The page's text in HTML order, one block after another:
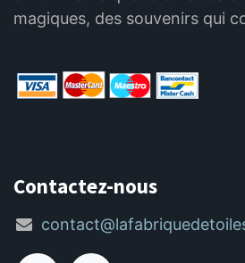
magiques, des souvenirs qui
Contactez-nous